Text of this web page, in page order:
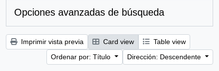
Opciones avanzadas de búsqueda
Imprimir vista previa Card view
Table view
Ordenar por: Título
Dirección: Descendente